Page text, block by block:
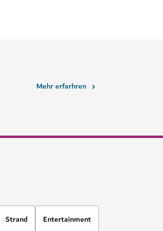
Mehr erfarhren
Strand Entertainment